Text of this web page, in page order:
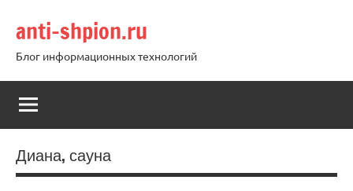
содержимому
anti-shpion.ru
Блог информационных технологий
Диана, сауна